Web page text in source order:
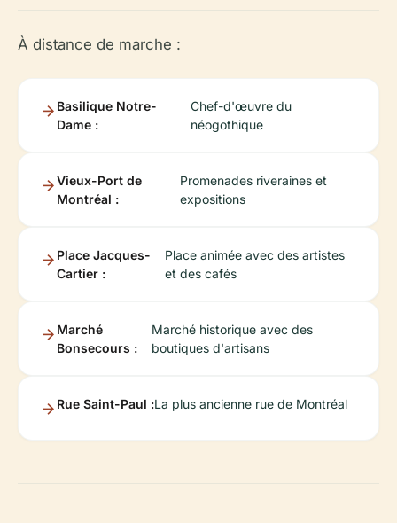
À distance de marche :
Basilique Notre-
Dame :
Chef-d'œuvre du
néogothique
Vieux-Port de
Montréal :
Promenades riveraines et
expositions
Place Jacques-
Cartier :
Place animée avec des artistes
et des cafés
Marché
Bonsecours :
Marché historique avec des
boutiques d'artisans
Rue Saint-Paul :La plus ancienne rue de Montréal